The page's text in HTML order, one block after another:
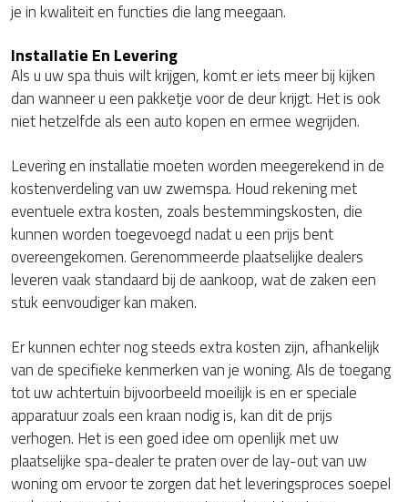
je in kwaliteit en functies die lang meegaan.
Installatie En Levering
Als u uw spa thuis wilt krijgen, komt er iets meer bij kijken
dan wanneer u een pakketje voor de deur krijgt. Het is ook
niet hetzelfde als een auto kopen en ermee wegrijden.
Levering en installatie moeten worden meegerekend in de
kostenverdeling van uw zwemspa. Houd rekening met
eventuele extra kosten, zoals bestemmingskosten, die
kunnen worden toegevoegd nadat u een prijs bent
overeengekomen. Gerenommeerde plaatselijke dealers
leveren vaak standaard bij de aankoop, wat de zaken een
stuk eenvoudiger kan maken.
Er kunnen echter nog steeds extra kosten zijn, afhankelijk
van de specifieke kenmerken van je woning. Als de toegang
tot uw achtertuin bijvoorbeeld moeilijk is en er speciale
apparatuur zoals een kraan nodig is, kan dit de prijs
verhogen. Het is een goed idee om openlijk met uw
plaatselijke spa-dealer te praten over de lay-out van uw
woning om ervoor te zorgen dat het leveringsproces soepel